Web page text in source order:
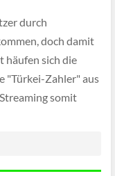
durch
doch damit
häufen sich die
"Türkei-Zahler" aus
somit